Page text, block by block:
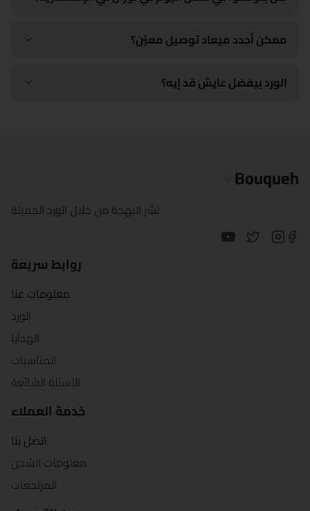
ممكن أحدد ميعاد توصيل معيّن؟
الورد بيفضل عايش قد إيه؟
Bouqueh
🌹
نشر البهجة من خلال الورد الجميلة
روابط سريعة
معلومات عنا
الورد
الهدايا
المناسبات
الأسئلة الشائعة
خدمة العملاء
اتصل بنا
معلومات الشحن
المرتجعات